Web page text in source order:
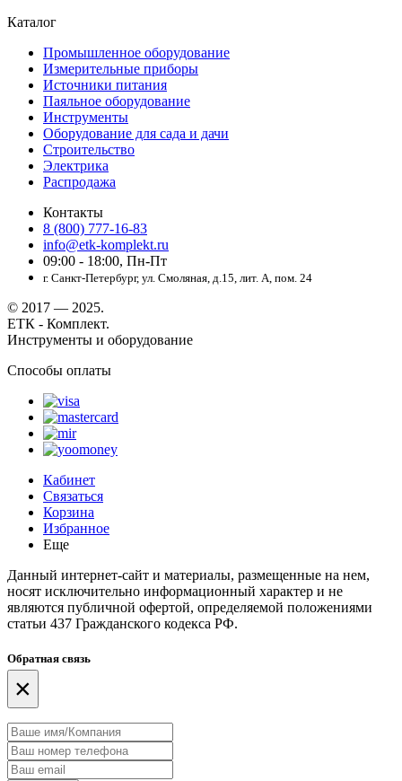
Каталог
Промышленное оборудование
Измерительные приборы
Источники питания
Паяльное оборудование
Инструменты
Оборудование для сада и дачи
Строительство
Электрика
Распродажа
Контакты
8 (800) 777-16-83
info@etk-komplekt.ru
09:00 - 18:00, Пн-Пт
г. Санкт-Петербург, ул. Смоляная, д.15, лит. А, пом. 24
© 2017 — 2025.
ЕТК - Комплект.
Инструменты и оборудование
Способы оплаты
Кабинет
Связаться
Корзина
Избранное
Еще
Данный интернет-сайт и материалы, размещенные на нем,
носят исключительно информационный характер и не
являются публичной офертой, определяемой положениями
статьи 437 Гражданского кодекса РФ.
Обратная связь
×